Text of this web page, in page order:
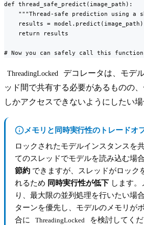
def thread_safe_predict(image_path):
"""Thread-safe prediction using a
    results = model.predict(image_path)
    return results
# Now you can safely call this
ThreadingLocked
デコレータは、モデ
ッド間で共有する必要があるものの
しかアクセスできないようにしたい
メモリと同時実行性のトレードオ
ロックされたモデルインスタンスを
てのスレッドでモデルを読み込む場
節約 できますが、スレッドがロック
れるため 同時実行性が低下 します
り、最大限の並列処理を行いたい場
ターンを優先し、モデルのメモリが
合に
ThreadingLocked を検討してくだ